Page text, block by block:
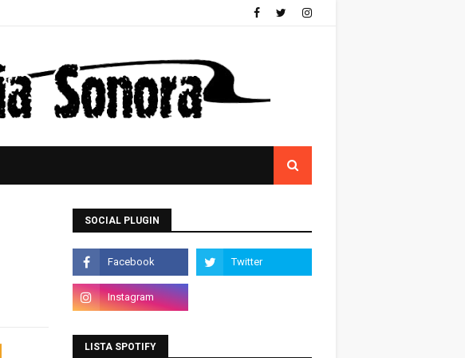
SOCIAL PLUGIN
LISTA SPOTIFY